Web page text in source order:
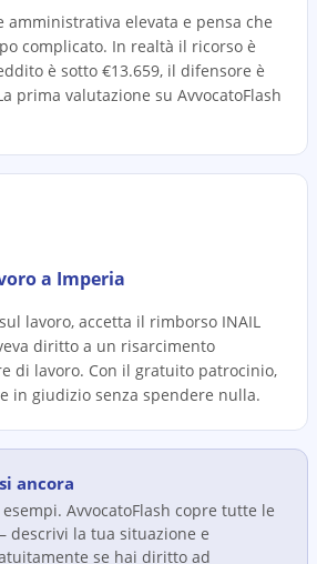
amministrativa elevata e pensa che
complicato. In realtà il ricorso è
è sotto €13.659, il difensore è
prima valutazione su AvvocatoFlash
a Imperia
lavoro, accetta il rimborso INAIL
diritto a un risarcimento
di lavoro. Con il gratuito patrocinio,
in giudizio senza spendere nulla.
ancora
AvvocatoFlash copre tutte le
la tua situazione e
se hai diritto ad